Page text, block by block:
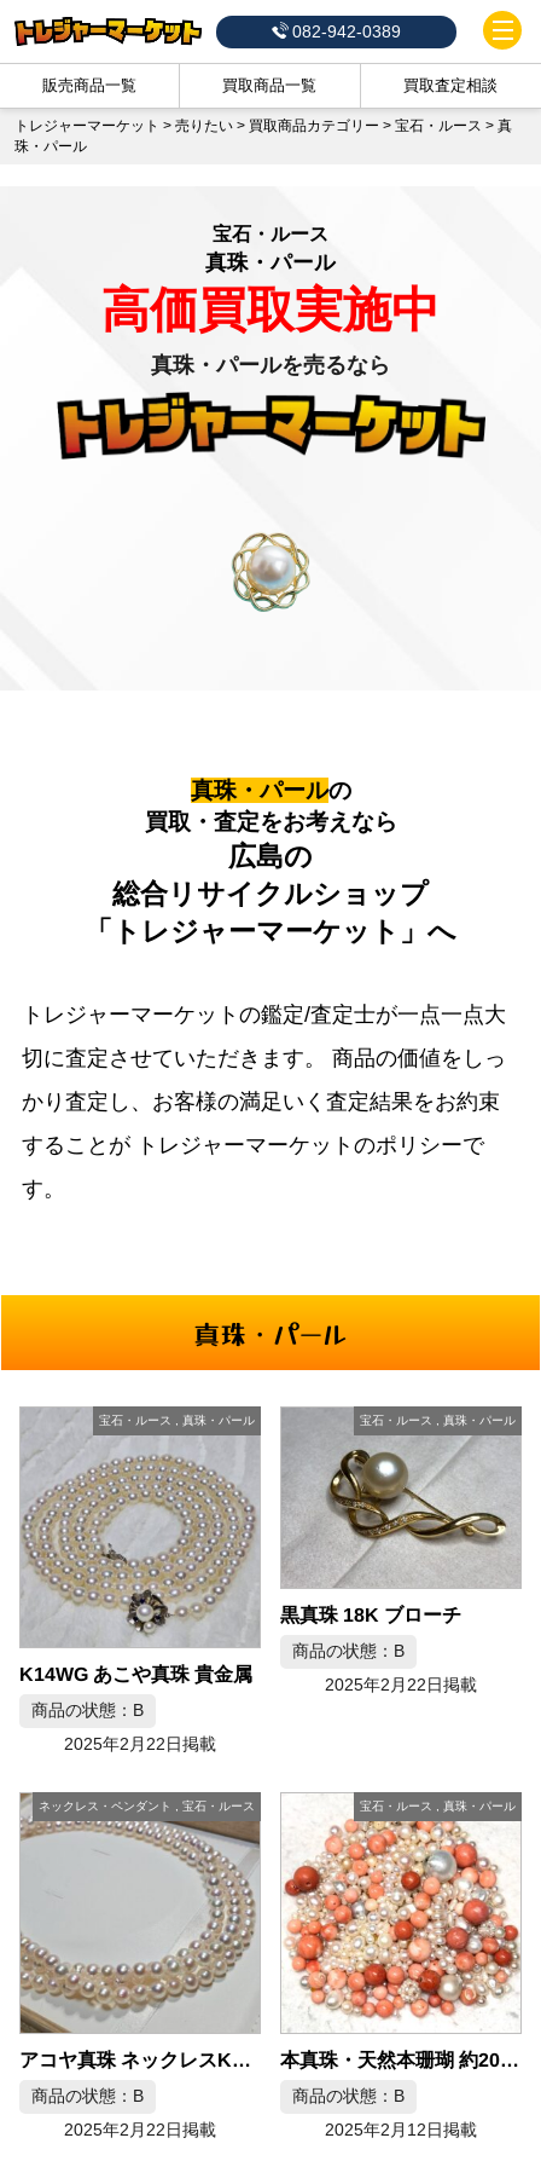
082-942-0389
販売商品一覧 買取商品一覧 買取査定相談
トレジャーマーケット > 売りたい > 買取商品カテゴリー > 宝石・ルース > 真
珠・パール
宝石・ルース
真珠・パール
高価買取実施中
真珠・パールを売るなら
真珠・パールの
買取・査定をお考えなら
広島の
総合リサイクルショップ
「トレジャーマーケット」へ
トレジャーマーケットの鑑定/査定士が一点一点大
切に査定させていただきます。
商品の価値をしっ
かり査定し、お客様の満足いく査定結果をお約束
することが トレジャーマーケットのポリシーで
す。
真珠・パール
宝石・ルース , 真珠・パール
K14WG あこや真珠 貴金属
商品の状態：B
2025年2月22日掲載
宝石・ルース , 真珠・パール
黒真珠 18K ブローチ
商品の状態：B
2025年2月22日掲載
ネックレス・ペンダント 宝石・ルース
アコヤ真珠 ネックレスK14WG
商品の状態：B
2025年2月22日掲載
宝石・ルース 真珠・パール
本真珠・天然本珊瑚 約200.1g 宝石
商品の状態：B
2025年2月12日掲載